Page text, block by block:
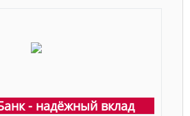
- надёжный вклад